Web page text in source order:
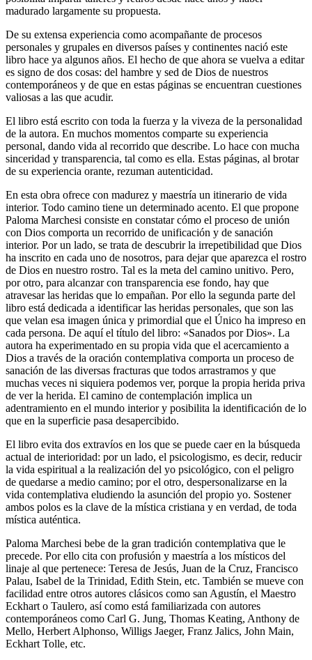
madurado largamente su propuesta.
De su extensa experiencia como acompañante de procesos
personales y grupales en diversos países y continentes nació este
libro hace ya algunos años. El hecho de que ahora se vuelva a editar
es signo de dos cosas: del hambre y sed de Dios de nuestros
contemporáneos y de que en estas páginas se encuentran cuestiones
valiosas a las que acudir.
El libro está escrito con toda la fuerza y la viveza de la personalidad
de la autora. En muchos momentos comparte su experiencia
personal, dando vida al recorrido que describe. Lo hace con mucha
sinceridad y transparencia, tal como es ella. Estas páginas, al brotar
de su experiencia orante, rezuman autenticidad.
En esta obra ofrece con madurez y maestría un itinerario de vida
interior. Todo camino tiene un determinado acento. El que propone
Paloma Marchesi consiste en constatar cómo el proceso de unión
con Dios comporta un recorrido de unificación y de sanación
interior. Por un lado, se trata de descubrir la irrepetibilidad que Dios
ha inscrito en cada uno de nosotros, para dejar que aparezca el rostro
de Dios en nuestro rostro. Tal es la meta del camino unitivo. Pero,
por otro, para alcanzar con transparencia ese fondo, hay que
atravesar las heridas que lo empañan. Por ello la segunda parte del
libro está dedicada a identificar las heridas personales, que son las
que velan esa imagen única y primordial que el Único ha impreso en
cada persona. De aquí el título del libro: «Sanados por Dios». La
autora ha experimentado en su propia vida que el acercamiento a
Dios a través de la oración contemplativa comporta un proceso de
sanación de las diversas fracturas que todos arrastramos y que
muchas veces ni siquiera podemos ver, porque la propia herida priva
de ver la herida. El camino de contemplación implica un
adentramiento en el mundo interior y posibilita la identificación de lo
que en la superficie pasa desapercibido.
El libro evita dos extravíos en los que se puede caer en la búsqueda
actual de interioridad: por un lado, el psicologismo, es decir, reducir
la vida espiritual a la realización del yo psicológico, con el peligro
de quedarse a medio camino; por el otro, despersonalizarse en la
vida contemplativa eludiendo la asunción del propio yo. Sostener
ambos polos es la clave de la mística cristiana y en verdad, de toda
mística auténtica.
Paloma Marchesi bebe de la gran tradición contemplativa que le
precede. Por ello cita con profusión y maestría a los místicos del
linaje al que pertenece: Teresa de Jesús, Juan de la Cruz, Francisco
Palau, Isabel de la Trinidad, Edith Stein, etc. También se mueve con
facilidad entre otros autores clásicos como san Agustín, el Maestro
Eckhart o Taulero, así como está familiarizada con autores
contemporáneos como Carl G. Jung, Thomas Keating, Anthony de
Mello, Herbert Alphonso, Willigs Jaeger, Franz Jalics, John Main,
Eckhart Tolle, etc.